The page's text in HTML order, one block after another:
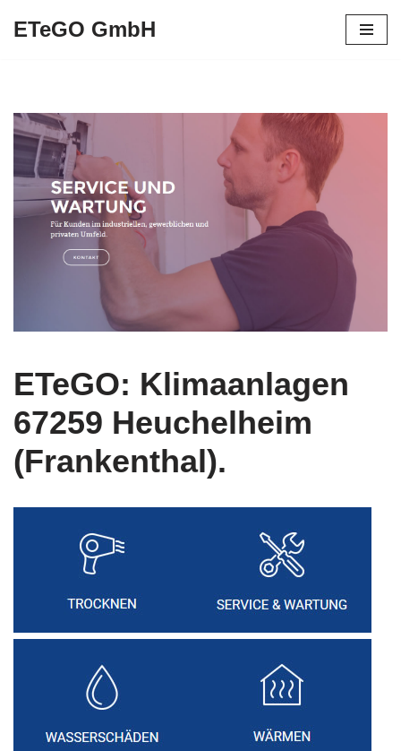
ETeGO GmbH
ETeGO: Klimaanlagen
67259 Heuchelheim
(Frankenthal).